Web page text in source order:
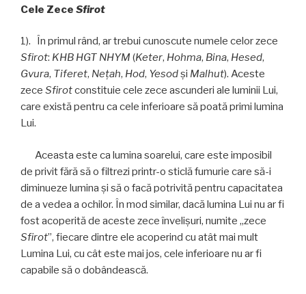
Cele Zece Sfirot
1). În primul rând, ar trebui cunoscute numele celor zece
Sfirot: KHB HGT NHYM (Keter, Hohma, Bina, Hesed,
Gvura, Tiferet, Neţah, Hod, Yesodși Malhut). Aceste
zece Sfirotconstituie cele zece ascunderi ale luminii Lui,
care există pentru ca cele inferioare să poată primi lumina
Lui.
Aceasta este ca lumina soarelui, care este imposibil
de privit fără să o filtrezi printr-o sticlă fumurie care să-i
diminueze lumina și să o facă potrivită pentru capacitatea
de a vedea a ochilor. În mod similar, dacă lumina Lui nu ar fi
fost acoperită de aceste zece învelișuri, numite „zece
Sfirot”, fiecare dintre ele acoperind cu atât mai mult
Lumina Lui, cu cât este mai jos, cele inferioare nu ar fi
capabile să o dobândească.